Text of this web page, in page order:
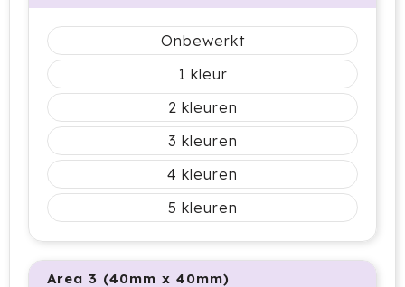
Cutter & Buck
Dopper
Elevate
Fitz Living
Fresh 'n Rebel
Fruit Of The Loom
Grundig
Onbewerkt
1
2
3
4
5
Area 3 (40mm x 40mm)